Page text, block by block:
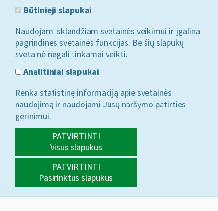
Būtinieji slapukai
Naudojami sklandžiam svetainės veikimui ir įgalina
pagrindines svetainės funkcijas. Be šių slapukų
svetainė negali tinkamai veikti.
Analitiniai slapukai
Renka statistinę informaciją apie svetainės
naudojimą ir naudojami Jūsų naršymo patirties
gerinimui.
PATVIRTINTI
Visus slapukus
PATVIRTINTI
Pasirinktus slapukus